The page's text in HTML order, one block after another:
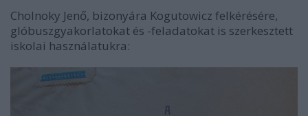
Cholnoky Jenő, bizonyára Kogutowicz felkérésére,
glóbuszgyakorlatokat és -feladatokat is szerkesztett
iskolai használatukra: